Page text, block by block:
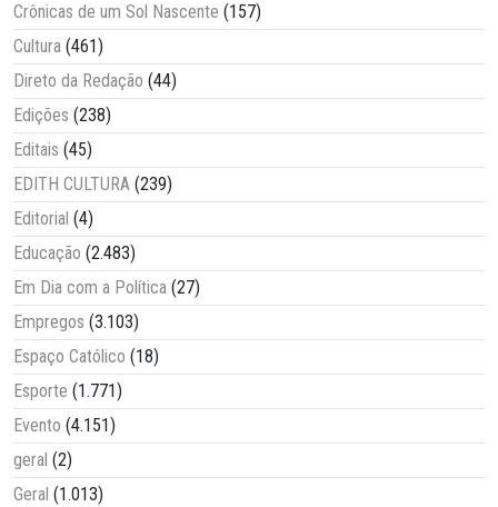
Crônicas de um Sol Nascente (157)
Cultura (461)
Direto da Redação (44)
Edições (238)
Editais (45)
EDITH CULTURA (239)
Editorial (4)
Educação (2.483)
Em Dia com a Política (27)
Empregos (3.103)
Espaço Católico (18)
Esporte (1.771)
Evento (4.151)
geral (2)
Geral (1.013)